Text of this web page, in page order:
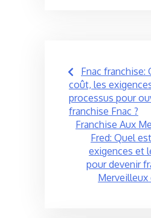
Post
navigation
Fnac franchise:
coût, les
processus pour
franchise Fnac ?
Franchise Aux
Fred: Quel
exigences et
pour devenir
Merveilleux